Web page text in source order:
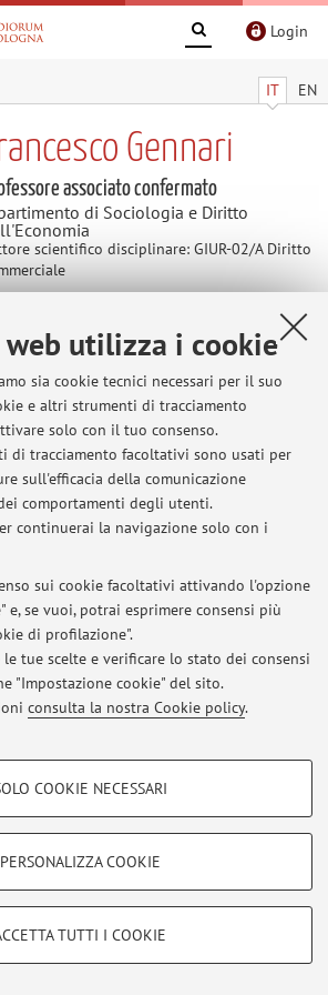
utilizza i cookie
sia cookie tecnici necessari per il suo
e altri strumenti di tracciamento
solo con il tuo consenso.
di tracciamento facoltativi sono usati per
sull'efficacia della comunicazione
comportamenti degli utenti.
continuerai la navigazione solo con i
sui cookie facoltativi attivando l'opzione
e, se vuoi, potrai esprimere consensi più
di profilazione".
tue scelte e verificare lo stato dei consensi
"Impostazione cookie" del sito.
consulta la nostra Cookie policy.
- FACOLTATIVI
utilizzati, a titolo esemplificativo, per il corretto
COOKIE NECESSARI
PERSONALIZZA COOKIE
TUTTI I COOKIE
Login
IT EN
Gennari
associato confermato
di Sociologia e Diritto
scientifico disciplinare: GIUR-02/A Diritto
> codice civile
documents/codici-
civile
Ultimi avvisi
non sono presenti avvisi.
gestire tutti i contenuti del sito.
Note legali |Impostazioni Cookie